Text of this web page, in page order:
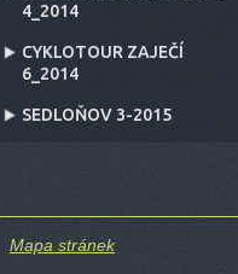
4_2014
CYKLOTOUR ZAJEČÍ
6_2014
SEDLOŇOV 3-2015
Mapa stránek